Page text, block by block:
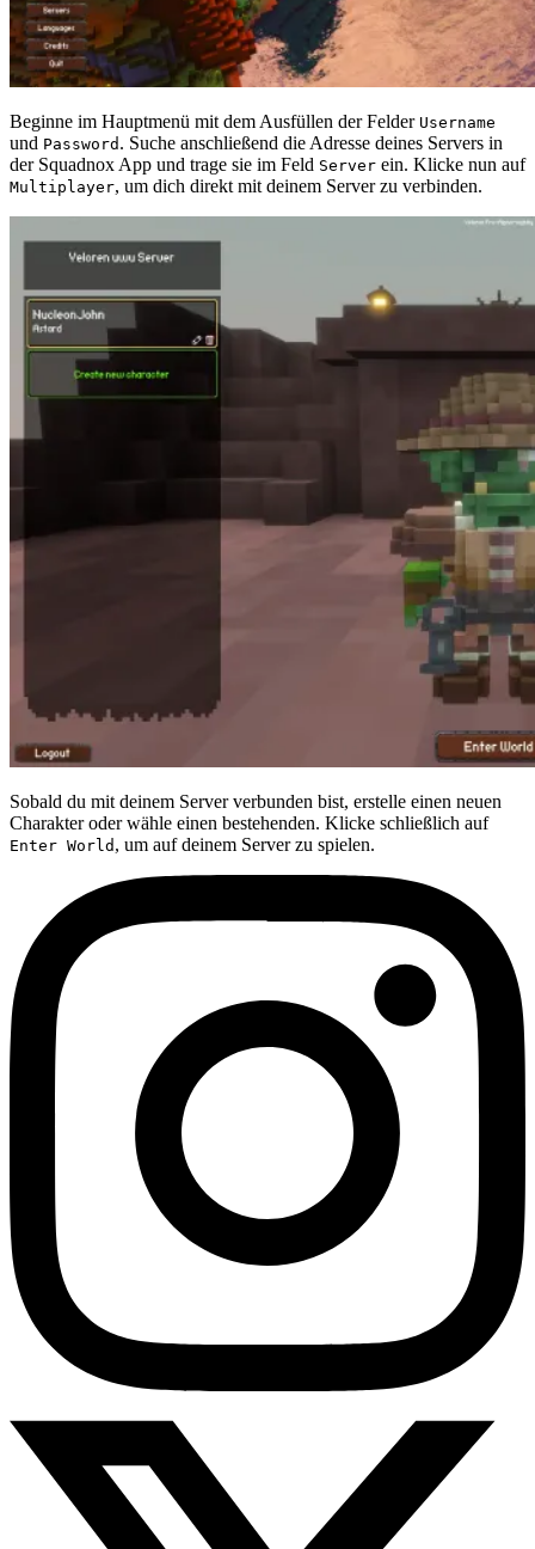
Beginne im Hauptmenü mit dem Ausfüllen der Felder Username
und Password . Suche anschließend die Adresse deines Servers in
der Squadnox App und trage sie im Feld Server ein. Klicke nun auf
Multiplayer, um dich direkt mit deinem Server zu verbinden.
Sobald du mit deinem Server verbunden bist, erstelle einen neuen
Charakter oder wähle einen bestehenden. Klicke schließlich auf
Enter World , um auf deinem Server zu spielen.